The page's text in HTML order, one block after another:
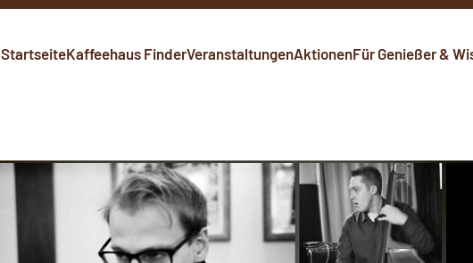
StartseiteKaffeehaus FinderVeranstaltungenAktionenFür Genießer &